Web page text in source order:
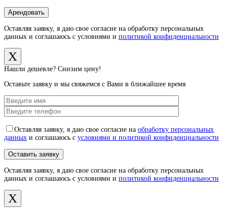
Оставляя заявку, я даю свое согласие на обработку персональных
данных и соглашаюсь с условиями и политикой конфиденциальности
X
Нашли дешевле? Снизим цену!
Оставьте заявку и мы свяжемся с Вами в ближайшее время
Оставляя заявку, я даю свое согласие на обработку персональных
данных и соглашаюсь с условиями и политикой конфиденциальности
Оставляя заявку, я даю свое согласие на обработку персональных
данных и соглашаюсь с условиями и политикой конфиденциальности
X